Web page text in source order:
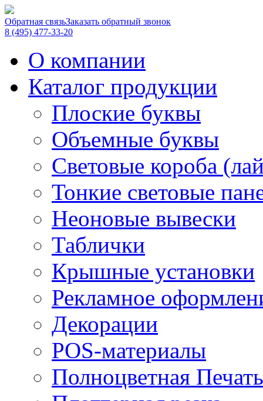
Обратная связьЗаказать обратный звонок
8 (495) 477-33-20
О компании
Каталог продукции
Плоские буквы
Объемные буквы
Световые короба
Тонкие световые
Неоновые вывески
Таблички
Крышные установки
Рекламное
Декорации
POS-материалы
Полноцветная Печать